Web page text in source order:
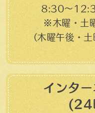
8:30～
※木曜・土
（木曜午後・
インタ
(24